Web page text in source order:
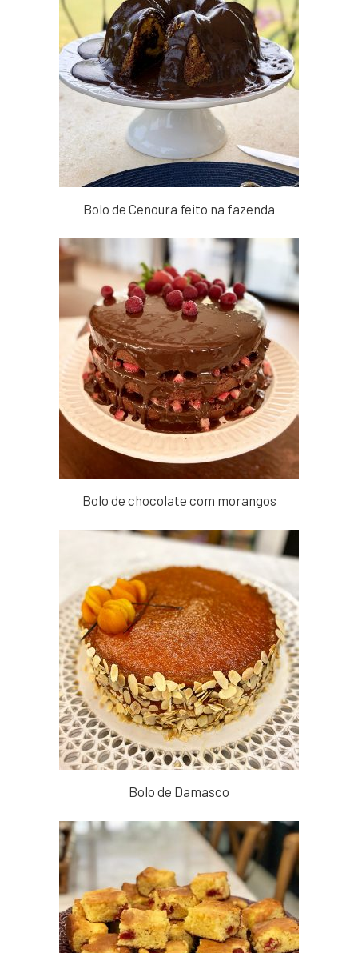
Bolo de Cenoura feito na fazenda
Bolo de chocolate com morangos
Bolo de Damasco